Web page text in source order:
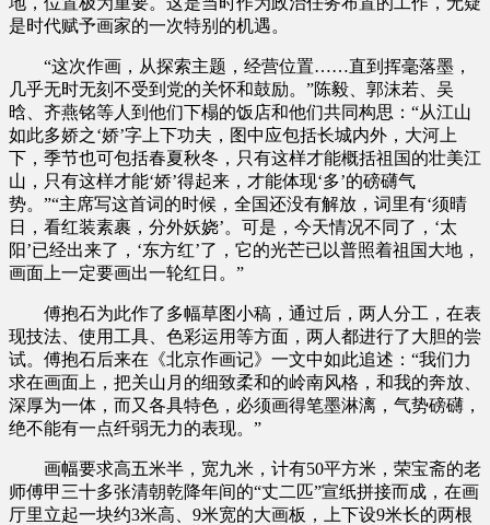
是时代赋予画家的一次特别的机遇。
“这次作画，从探索主题，经营位置……直到挥毫落墨，
几乎无时无刻不受到党的关怀和鼓励。”陈毅、郭沫若、吴
晗、齐燕铭等人到他们下榻的饭店和他们共同构思：“从江山
如此多娇之‘娇’字上下功夫，图中应包括长城内外，大河上
下，季节也可包括春夏秋冬，只有这样才能概括祖国的壮美江
山，只有这样才能‘娇’得起来，才能体现‘多’的磅礴气
势。”“主席写这首词的时候，全国还没有解放，词里有‘须晴
日，看红装素裹，分外妖娆’。可是，今天情况不同了，‘太
阳’已经出来了，‘东方红’了，它的光芒已以普照着祖国大地，
画面上一定要画出一轮红日。”
傅抱石为此作了多幅草图小稿，通过后，两人分工，在表
现技法、使用工具、色彩运用等方面，两人都进行了大胆的尝
试。傅抱石后来在《北京作画记》一文中如此追述：“我们力
求在画面上，把关山月的细致柔和的岭南风格，和我的奔放、
深厚为一体，而又各具特色，必须画得笔墨淋漓，气势磅礴，
绝不能有一点纤弱无力的表现。”
画幅要求高五米半，宽九米，计有50平方米，荣宝斋的老
师傅甲三十多张清朝乾降年间的“丈二匹”宣纸拼接而成，在画
厅里立起一块约3米高、9米宽的大画板，上下设9米长的两根